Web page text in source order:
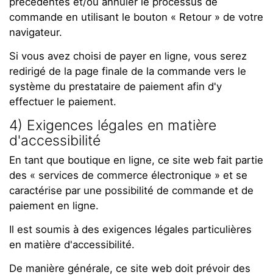
commande en utilisant le bouton « Retour » de votre
navigateur.
Si vous avez choisi de payer en ligne, vous serez
redirigé de la page finale de la commande vers le
système du prestataire de paiement afin d'y
effectuer le paiement.
4) Exigences légales en matière
d'accessibilité
En tant que boutique en ligne, ce site web fait partie
des « services de commerce électronique » et se
caractérise par une possibilité de commande et de
paiement en ligne.
Il est soumis à des exigences légales particulières
en matière d'accessibilité.
De manière générale, ce site web doit prévoir des